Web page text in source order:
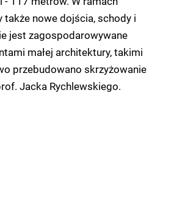
także nowe dojścia, schody i
jest zagospodarowywane
małej architektury, takimi
przebudowano skrzyżowanie
Jacka Rychlewskiego.